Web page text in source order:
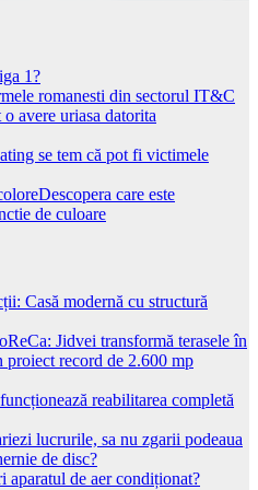
1?
romanesti din sectorul IT&C
avere uriasa datorita
se tem că pot fi victimele
Descopera care este
de culoare
Casă modernă cu structură
Jidvei transformă terasele în
proiect record de 2.600 mp
reabilitarea completă
lucrurile, sa nu zgarii podeaua
de disc?
aparatul de aer condiționat?